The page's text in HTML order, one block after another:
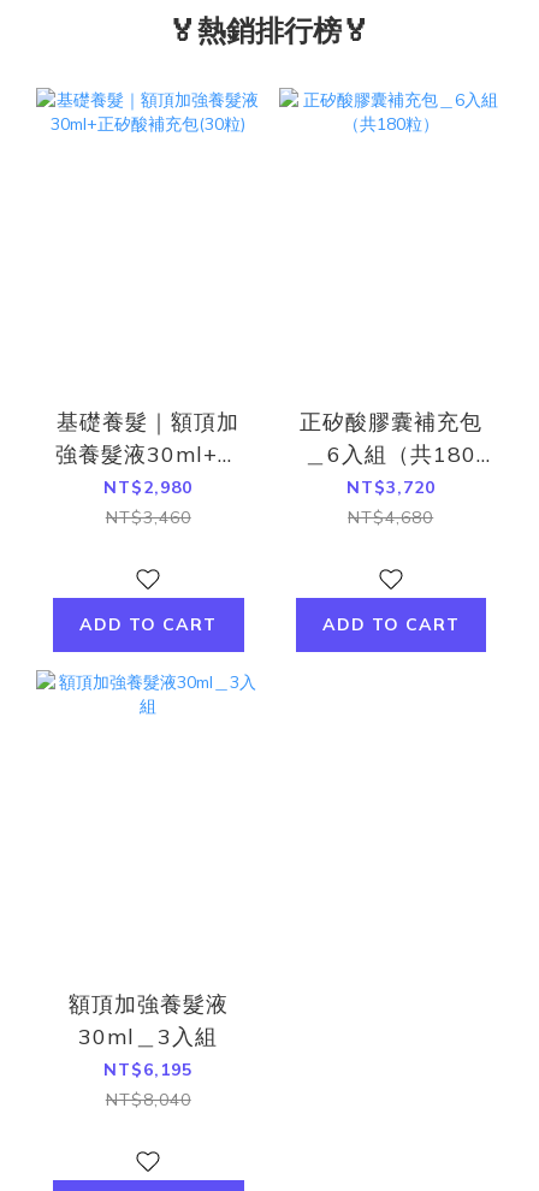
🏅熱銷排行榜🏅
基礎養髮｜額頂加
強養髮液30ml+正
矽酸補充包(30粒)
NT$2,980
NT$3,460
ADD TO CART
正矽酸膠囊補充包
＿6入組（共180
粒）
NT$3,720
NT$4,680
ADD TO CART
額頂加強養髮液
30ml＿3入組
NT$6,195
NT$8,040